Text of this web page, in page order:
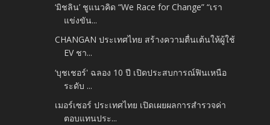
‘มิชลิน’ ชูแนวคิด “We Race for Change” “เรา
แข่งขัน...
CHANGAN ประเทศไทย สร้างความตื่นเต้นให้ผู้ใช้
EV ชา...
‘บุชเชอร์' ฉลอง 10 ปี เปิดประสบการณ์ฟินเหนือ
ระดับ ...
เมอร์เซอร์ ประเทศไทย เปิดเผยผลการสำรวจค่า
ตอบแทนประ...